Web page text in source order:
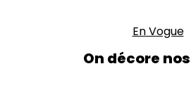
En Vogue
On décore